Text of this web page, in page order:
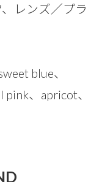
レンズ／プラ
blue、
pink、apricot、